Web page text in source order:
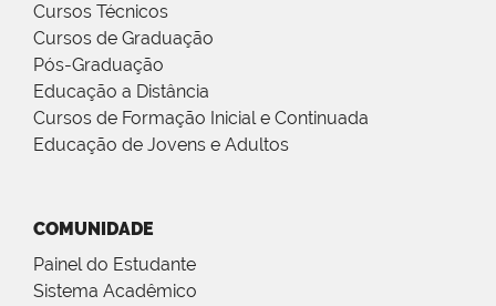
Cursos Técnicos
Cursos de Graduação
Pós-Graduação
Educação a Distância
Cursos de Formação Inicial e Continuada
Educação de Jovens e Adultos
COMUNIDADE
Painel do Estudante
Sistema Acadêmico